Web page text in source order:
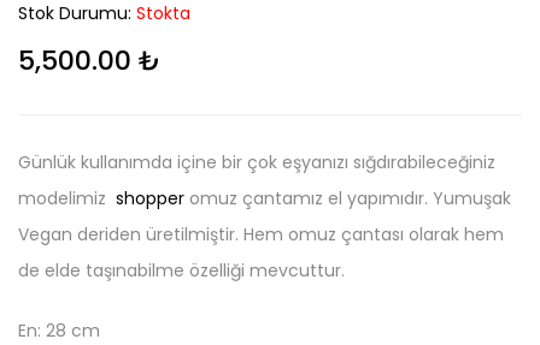
Stok Durumu: Stokta
5,500.00 ₺
Günlük kullanımda içine bir çok eşyanızı sığdırabileceğiniz
modelimiz shopper omuz çantamız el yapımıdır. Yumuşak
Vegan deriden üretilmiştir. Hem omuz çantası olarak hem
de elde taşınabilme özelliği mevcuttur.
En: 28 cm